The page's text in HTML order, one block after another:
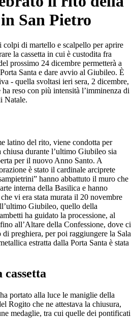
San Pietro
colpi di martello e scalpello per aprire
la cassetta in cui è custodita fra
prossimo 24 dicembre permetterà a
Santa e dare avvio al Giubileo. È
- quella svoltasi ieri sera, 2 dicembre,
reso con più intensità l’imminenza di
Natale.
latino del rito, viene condotta per
durante l’ultimo Giubileo sia
per il nuovo Anno Santo. A
è stato il cardinale arciprete
hanno abbattuto il muro che
interna della Basilica e hanno
vi era stata murata il 20 novembre
Giubileo, quello della
ha guidato la processione, al
all’Altare della Confessione, dove ci
preghiera, per poi raggiungere la Sala
estratta dalla Porta Santa è stata
portato alla luce le maniglie della
Rogito che ne attestava la chiusura,
medaglie, tra cui quelle dei pontificati